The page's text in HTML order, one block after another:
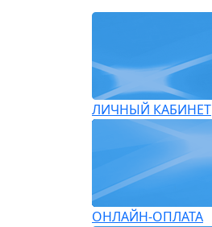
ЛИЧНЫЙ КАБИНЕТ
ОНЛАЙН-ОПЛАТА